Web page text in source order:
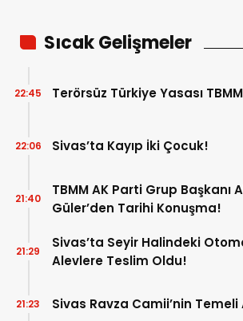
Sıcak Gelişmeler
Terörsüz Türkiye Yasası
22:45
Sivas’ta Kayıp İki Çocuk!
22:06
TBMM AK Parti Grup Başkanı
Güler’den Tarihi Konuşma!
21:40
Sivas’ta Seyir Halindeki
Alevlere Teslim Oldu!
21:29
Sivas Ravza Camii’nin Temeli
21:23